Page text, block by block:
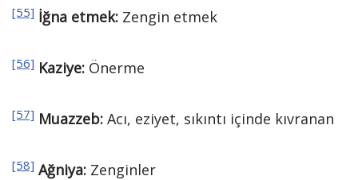
[55] İğna etmek: Zengin etmek
[56] Kaziye: Önerme
[57] Muazzeb: Acı, eziyet, sıkıntı içinde kıvranan
[58] Ağniya: Zenginler